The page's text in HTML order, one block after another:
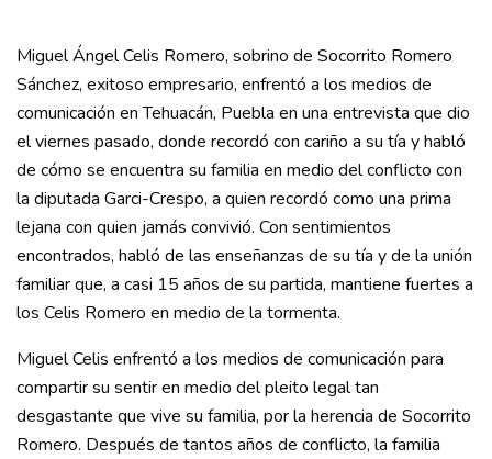
Miguel Ángel Celis Romero, sobrino de Socorrito Romero
Sánchez, exitoso empresario, enfrentó a los medios de
comunicación en Tehuacán, Puebla en una entrevista que dio
el viernes pasado, donde recordó con cariño a su tía y habló
de cómo se encuentra su familia en medio del conflicto con
la diputada Garci-Crespo, a quien recordó como una prima
lejana con quien jamás convivió. Con sentimientos
encontrados, habló de las enseñanzas de su tía y de la unión
familiar que, a casi 15 años de su partida, mantiene fuertes a
los Celis Romero en medio de la tormenta.
Miguel Celis enfrentó a los medios de comunicación para
compartir su sentir en medio del pleito legal tan
desgastante que vive su familia, por la herencia de Socorrito
Romero. Después de tantos años de conflicto, la familia